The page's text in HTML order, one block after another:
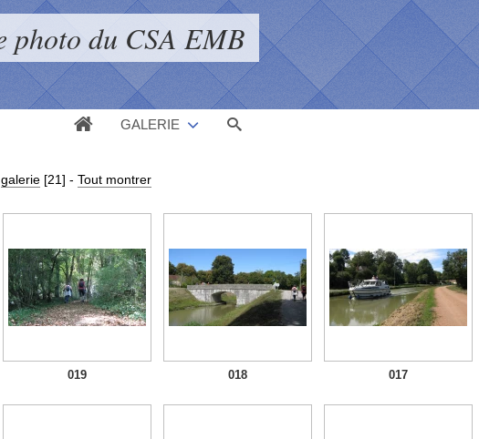
photo du CSA EMB
GALERIE
galerie [21] - Tout montrer
019 018 017